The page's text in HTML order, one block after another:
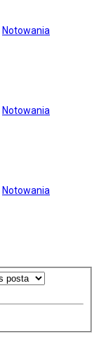
Notowania
Notowania
Notowania